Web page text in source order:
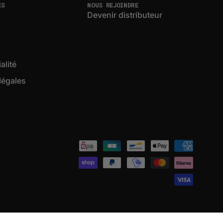
NOUS REJOINDRE
Devenir distributeur